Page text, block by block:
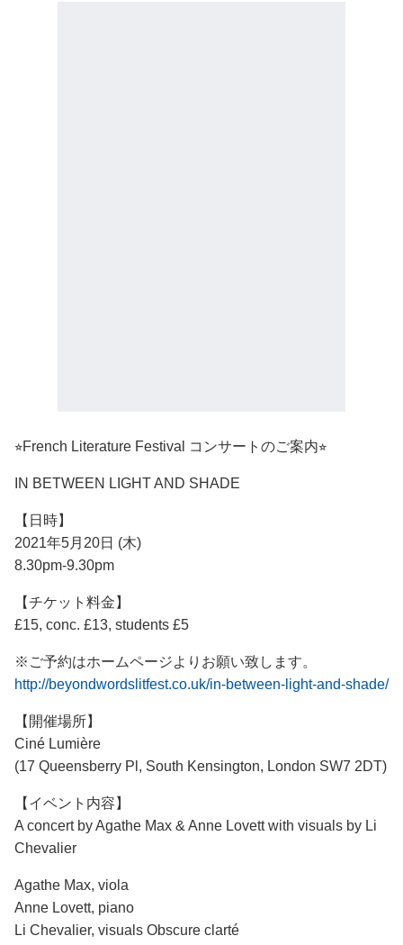
⭐︎French Literature Festival コンサートのご案内⭐︎
IN BETWEEN LIGHT AND SHADE
【日時】
2021年5月20日 (木)
8.30pm-9.30pm
【チケット料金】
£15, conc. £13, students £5
※ご予約はホームページよりお願い致します。
http://beyondwordslitfest.co.uk/in-between-light-and-shade/
【開催場所】
Ciné Lumière
(17 Queensberry Pl, South Kensington, London SW7 2DT)
【イベント内容】
A concert by Agathe Max & Anne Lovett with visuals by Li
Chevalier
Agathe Max, viola
Anne Lovett, piano
Li Chevalier, visuals Obscure clarté